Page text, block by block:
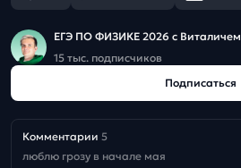
ЕГЭ ПО ФИЗИКЕ 2026 с Виталичем
15 тыс. подписчиков
Подписаться
Комментарии 5
люблю грозу в начале мая